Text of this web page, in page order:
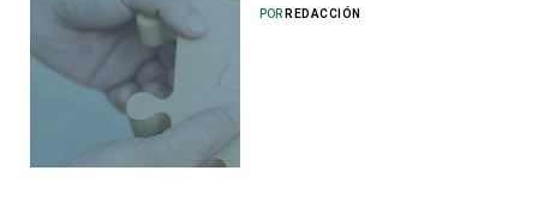
POR REDACCIÓN